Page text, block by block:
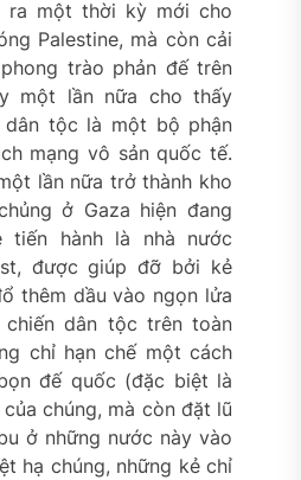
ra một thời kỳ mới cho
Palestine, mà còn cải
trào phản đế trên
một lần nữa cho thấy
tộc là một bộ phận
mạng vô sản quốc tế.
lần nữa trở thành kho
ở Gaza hiện đang
tiến hành là nhà nước
được giúp đỡ bởi kẻ
thêm dầu vào ngọn lửa
dân tộc trên toàn
chỉ hạn chế một cách
đế quốc (đặc biệt là
chúng, mà còn đặt lũ
ở những nước này vào
hạ chúng, những kẻ chỉ